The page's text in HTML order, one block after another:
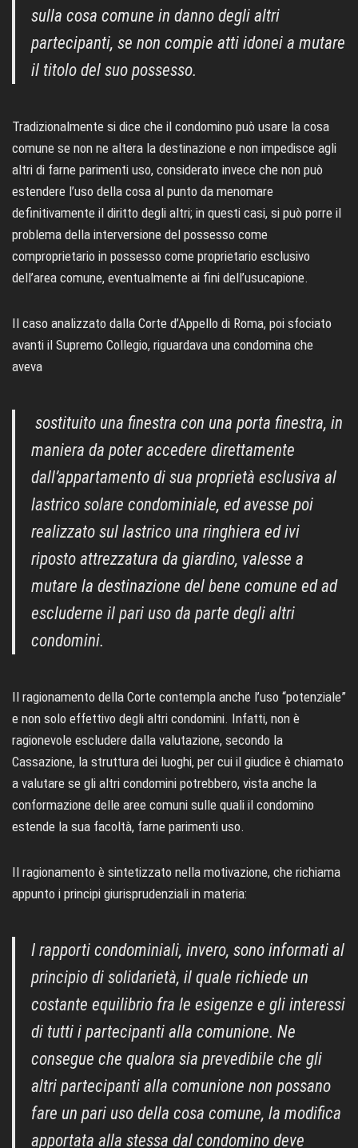
sulla cosa comune in danno degli altri
partecipanti, se non compie atti idonei a mutare
il titolo del suo possesso.
Tradizionalmente si dice che il condomino può usare la cosa
comune se non ne altera la destinazione e non impedisce agli
altri di farne parimenti uso, considerato invece che non può
estendere l’uso della cosa al punto da menomare
definitivamente il diritto degli altri; in questi casi, si può porre il
problema della interversione del possesso come
comproprietario in possesso come proprietario esclusivo
dell’area comune, eventualmente ai fini dell’usucapione.
Il caso analizzato dalla Corte d’Appello di Roma, poi sfociato
avanti il Supremo Collegio, riguardava una condomina che
aveva
sostituito una finestra con una porta finestra, in
maniera da poter accedere direttamente
dall’appartamento di sua proprietà esclusiva al
lastrico solare condominiale, ed avesse poi
realizzato sul lastrico una ringhiera ed ivi
riposto attrezzatura da giardino, valesse a
mutare la destinazione del bene comune ed ad
escluderne il pari uso da parte degli altri
condomini.
Il ragionamento della Corte contempla anche l’uso “potenziale”
e non solo effettivo degli altri condomini. Infatti, non è
ragionevole escludere dalla valutazione, secondo la
Cassazione, la struttura dei luoghi, per cui il giudice è chiamato
a valutare se gli altri condomini potrebbero, vista anche la
conformazione delle aree comuni sulle quali il condomino
estende la sua facoltà, farne parimenti uso.
Il ragionamento è sintetizzato nella motivazione, che richiama
appunto i principi giurisprudenziali in materia:
I rapporti condominiali, invero, sono informati al
principio di solidarietà, il quale richiede un
costante equilibrio fra le esigenze e gli interessi
di tutti i partecipanti alla comunione. Ne
consegue che qualora sia prevedibile che gli
altri partecipanti alla comunione non possano
fare un pari uso della cosa comune, la modifica
apportata alla stessa dal condomino deve